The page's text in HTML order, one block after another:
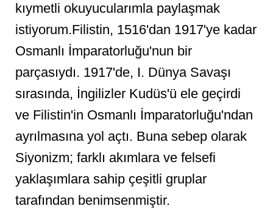
kıymetli okuyucularımla paylaşmak
istiyorum.Filistin, 1516'dan 1917'ye kadar
Osmanlı İmparatorluğu'nun bir
parçasıydı. 1917'de, I. Dünya Savaşı
sırasında, İngilizler Kudüs'ü ele geçirdi
ve Filistin'in Osmanlı İmparatorluğu'ndan
ayrılmasına yol açtı. Buna sebep olarak
Siyonizm; farklı akımlara ve felsefi
yaklaşımlara sahip çeşitli gruplar
tarafından benimsenmiştir.